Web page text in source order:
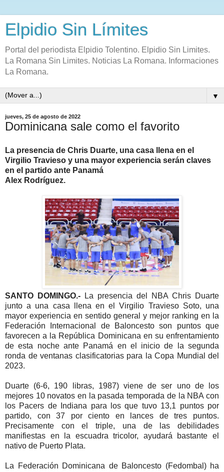
Elpidio Sin Límites
Portal del periodista Elpidio Tolentino. Elpidio Sin Limites.
La Romana Sin Limites. Noticias La Romana. Informaciones
La Romana.
▼
jueves, 25 de agosto de 2022
Dominicana sale como el favorito
La presencia de Chris Duarte, una casa llena en el
Virgilio Travieso y una mayor experiencia serán claves
en el partido ante Panamá
Alex Rodríguez.
SANTO DOMINGO.-
La presencia del NBA Chris Duarte
junto a una casa llena en el Virgilio Travieso Soto, una
mayor experiencia en sentido general y mejor ranking en la
Federación Internacional de Baloncesto son puntos que
favorecen a la República Dominicana en su enfrentamiento
de esta noche ante Panamá en el inicio de la segunda
ronda de ventanas clasificatorias para la Copa Mundial del
2023.
Duarte (6-6, 190 libras, 1987) viene de ser uno de los
mejores 10 novatos en la pasada temporada de la NBA con
los Pacers de Indiana para los que tuvo 13,1 puntos por
partido, con 37 por ciento en lances de tres puntos.
Precisamente con el triple, una de las debilidades
manifiestas en la escuadra tricolor, ayudará bastante el
nativo de Puerto Plata.
La Federación Dominicana de Baloncesto (Fedombal) ha